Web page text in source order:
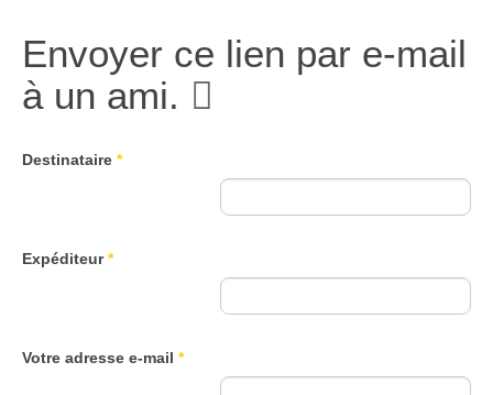
Envoyer ce lien par e-mail
à un ami.
Destinataire *
Expéditeur*
Votre adresse e-mail *